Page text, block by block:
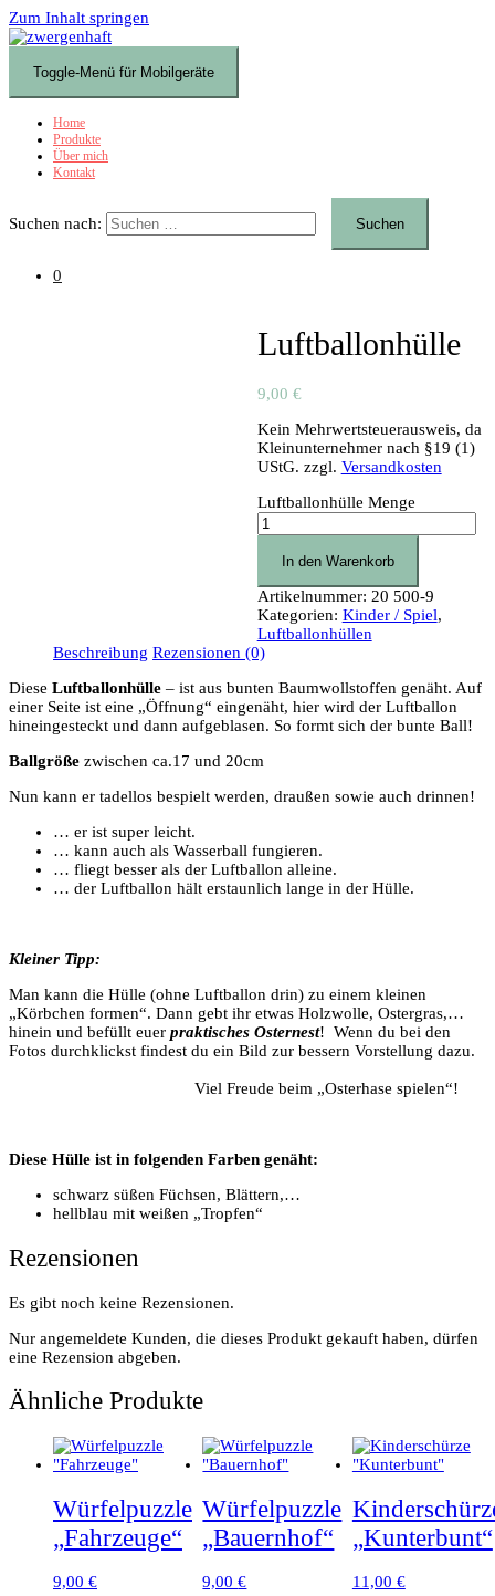
Zum Inhalt springen
Toggle-Menü für Mobilgeräte
Home
Produkte
Über mich
Kontakt
Suchen nach:
0
Luftballonhülle
9,00 €
Kein Mehrwertsteuerausweis, da
Kleinunternehmer nach §19 (1)
UStG. zzgl. Versandkosten
Luftballonhülle Menge
In den Warenkorb
Artikelnummer: 20 500-9
Kategorien: Kinder / Spiel,
Luftballonhüllen
Beschreibung Rezensionen (0)
Diese Luftballonhülle – ist aus bunten Baumwollstoffen genäht. Auf
einer Seite ist eine „Öffnung“ eingenäht, hier wird der Luftballon
hineingesteckt und dann aufgeblasen. So formt sich der bunte Ball!
Ballgröße zwischen ca.17 und 20cm
Nun kann er tadellos bespielt werden, draußen sowie auch drinnen!
… er ist super leicht.
… kann auch als Wasserball fungieren.
… fliegt besser als der Luftballon alleine.
… der Luftballon hält erstaunlich lange in der Hülle.
Kleiner Tipp:
Man kann die Hülle (ohne Luftballon drin) zu einem kleinen
„Körbchen formen“. Dann gebt ihr etwas Holzwolle, Ostergras,…
hinein und befüllt euer praktisches Osternest! Wenn du bei den
Fotos durchklickst findest du ein Bild zur bessern Vorstellung dazu.
Viel Freude beim „Osterhase spielen“!
Diese Hülle ist in folgenden Farben genäht:
schwarz süßen Füchsen, Blättern,…
hellblau mit weißen „Tropfen“
Rezensionen
Es gibt noch keine Rezensionen.
Nur angemeldete Kunden, die dieses Produkt gekauft haben, dürfen
eine Rezension abgeben.
Ähnliche Produkte
Würfelpuzzle
„Fahrzeuge“
9,00 €
Würfelpuzzle
„Bauernhof“
9,00€
„Kunterbunt“
11,00 €